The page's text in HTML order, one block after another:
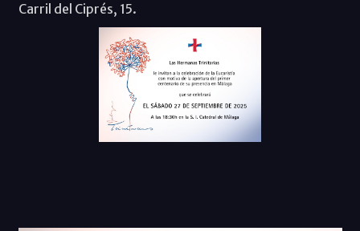
Carril del Ciprés, 15.